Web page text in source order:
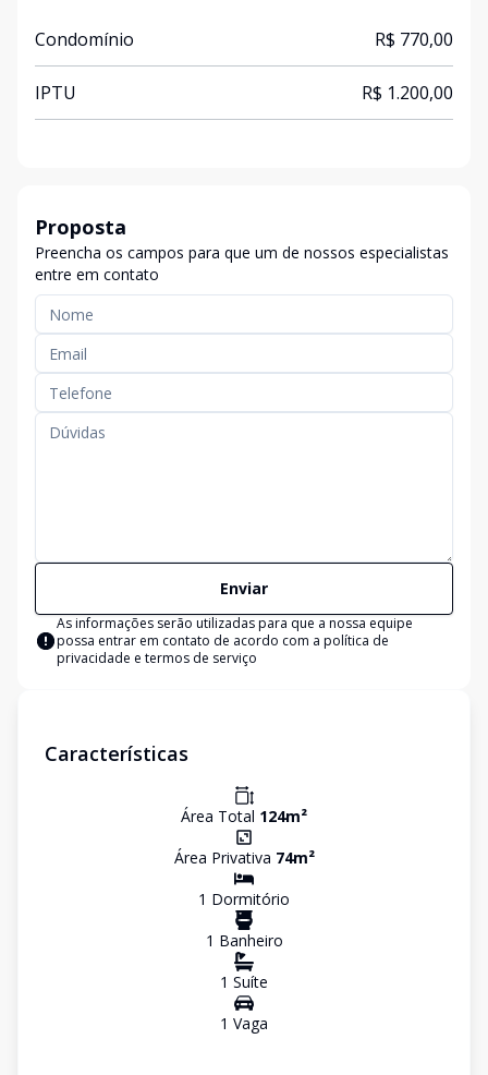
Condomínio R$ 770,00
IPTU R$ 1.200,00
Proposta
Preencha os campos para que um de nossos especialistas
entre em contato
Enviar
As informações serão utilizadas para que a nossa equipe
possa entrar em contato de acordo com a política de
privacidade e termos de serviço
Características
Área Total 124m²
Área Privativa 74m²
1 Dormitório
1 Banheiro
1 Suíte
1 Vaga